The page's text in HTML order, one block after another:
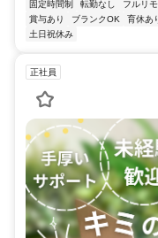
固定時間制
転勤なし フルリ
賞与あり
ブランクOK 育休あ
土日祝休み
正社員